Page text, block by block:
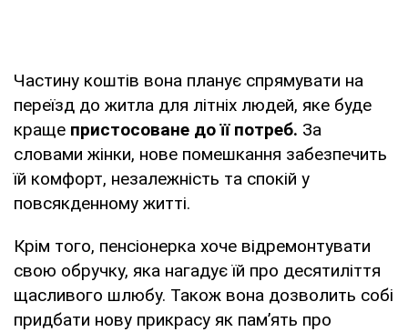
Частину коштів вона планує спрямувати на
переїзд до житла для літніх людей, яке буде
краще пристосоване до її потреб. За
словами жінки, нове помешкання забезпечить
їй комфорт, незалежність та спокій у
повсякденному житті.
Крім того, пенсіонерка хоче відремонтувати
свою обручку, яка нагадує їй про десятиліття
щасливого шлюбу. Також вона дозволить собі
придбати нову прикрасу як пам’ять про